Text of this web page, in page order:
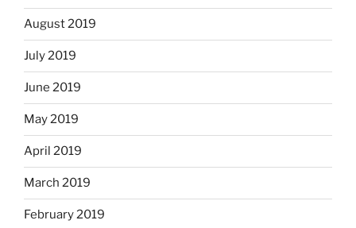
August 2019
July 2019
June 2019
May 2019
April 2019
March 2019
February 2019